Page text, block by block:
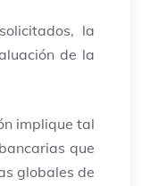
la
de la
implique tal
que
globales de